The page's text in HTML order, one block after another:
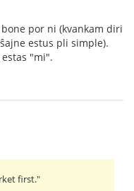
por ni (kvankam diri
estus pli simple).
estas "mi".
first."